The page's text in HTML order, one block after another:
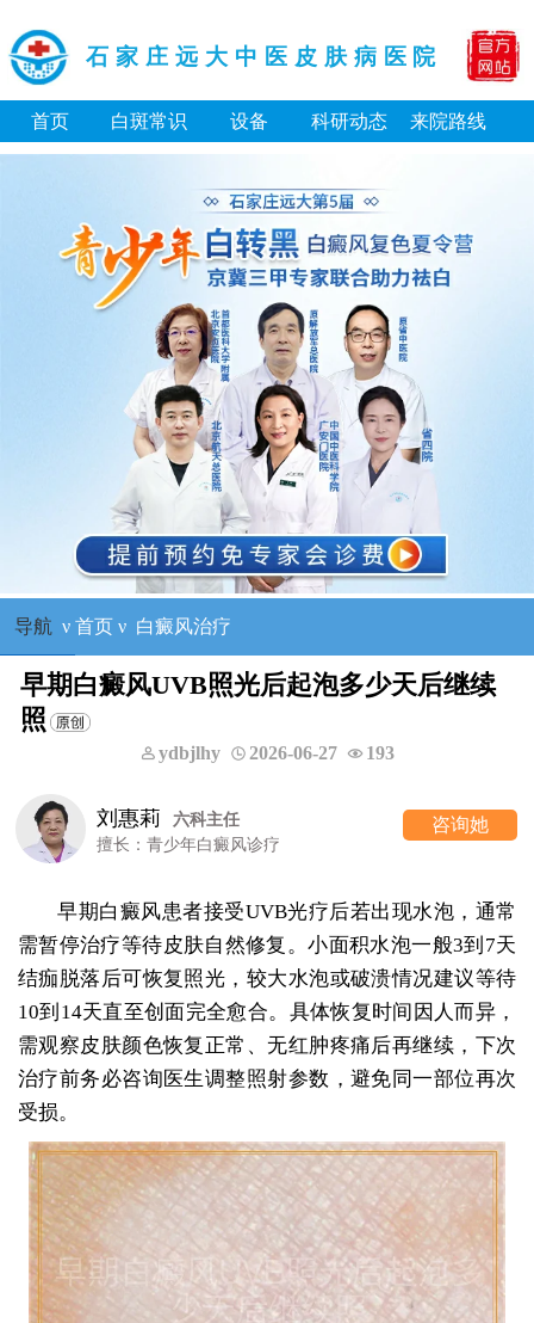
石家庄远大中医皮肤病医院
首页 白斑常识 设备 科研动态 来院路线
导航 ν 首页ν 白癜风治疗
早期白癜风UVB照光后起泡多少天后继续
照
ydbjlhy 2026-06-27 193
刘惠莉
六科主任
擅长：青少年白癜风诊疗
早期白癜风患者接受UVB光疗后若出现水泡，通常
需暂停治疗等待皮肤自然修复。小面积水泡一般3到7天
结痂脱落后可恢复照光，较大水泡或破溃情况建议等待
10到14天直至创面完全愈合。具体恢复时间因人而异，
需观察皮肤颜色恢复正常、无红肿疼痛后再继续，下次
治疗前务必咨询医生调整照射参数，避免同一部位再次
受损。